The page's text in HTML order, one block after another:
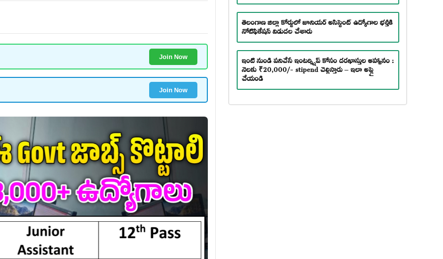
Join Now
Join Now
తెలంగాణ జిల్లా కోర్టులో జూనియర్ అసిస్టెంట్ ఉద్యోగాల భర్తీకి
నోటిఫికేషన్ విడుదల చేశారు
ఇంటి నుండి పనిచేసే ఇంటర్న్షిప్ కోసం దరఖాస్తుల ఆహ్వానం :
నెలకు ₹20,000/- stipend చెల్లిస్తారు – ఇలా అప్లై
చేయండి